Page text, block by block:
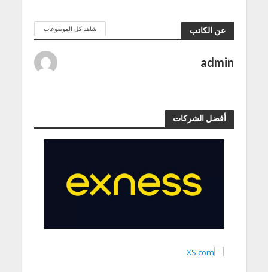
عن الكاتب شاهد كل الموضوعات
admin
أفضل الشركات